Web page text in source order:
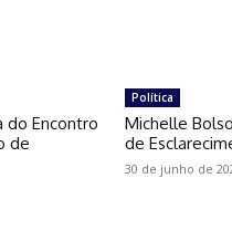
do Encontro
de
Política
Michelle
de
30 de junho de